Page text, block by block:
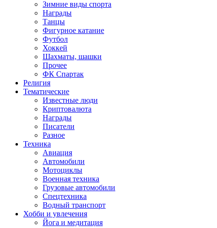
Зимние виды спорта
Награды
Танцы
Фигурное катание
Футбол
Хоккей
Шахматы, шашки
Прочее
ФК Спартак
Религия
Тематические
Известные люди
Криптовалюта
Награды
Писатели
Разное
Техника
Авиация
Автомобили
Мотоциклы
Военная техника
Грузовые автомобили
Спецтехника
Водный транспорт
Хобби и увлечения
Йога и медитация